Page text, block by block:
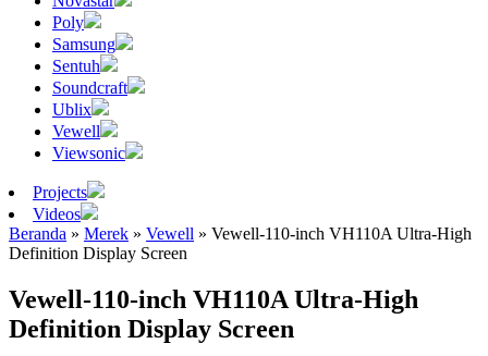
Poly
Samsung
Sentuh
Soundcraft
Ublix
Vewell
Viewsonic
Projects
Videos
Beranda » Merek » Vewell » Vewell-110-inch VH110A Ultra-High
Definition Display Screen
Vewell-110-inch VH110A Ultra-High
Definition Display Screen